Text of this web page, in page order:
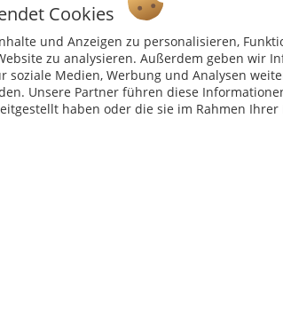
Ab
Shop Service
Cookies
und Anzeigen zu personalisieren,
zu analysieren. Außerdem geben wir
soziale Medien, Werbung und Analysen
Unsere Partner führen diese
haben oder die sie im Rahmen